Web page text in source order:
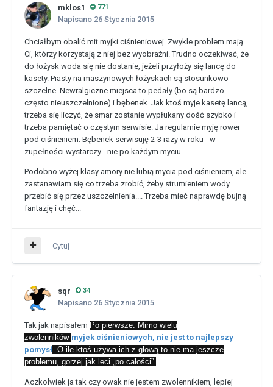
mklos1 771
Napisano 26 Stycznia 2015
Chciałbym obalić mit myjki ciśnieniowej. Zwykle problem mają
Ci, którzy korzystają z niej bez wyobraźni. Trudno oczekiwać, że
do łożysk woda się nie dostanie, jeżeli przyłoży się lancę do
kasety. Piasty na maszynowych łożyskach są stosunkowo
szczelne. Newralgiczne miejsca to pedały (bo są bardzo
często nieuszczelnione) i bębenek. Jak ktoś myje kasetę lancą,
trzeba się liczyć, że smar zostanie wypłukany dość szybko i
trzeba pamiętać o częstym serwisie. Ja regularnie myję rower
pod ciśnieniem. Bębenek serwisuję 2-3 razy w roku - w
zupełności wystarczy - nie po każdym myciu.
Podobno wyżej klasy amory nie lubią mycia pod ciśnieniem, ale
zastanawiam się co trzeba zrobić, żeby strumieniem wody
przebić się przez uszczelnienia.... Trzeba mieć naprawdę bujną
fantazję i chęć...
Cytuj
sqr 34
Napisano 26 Stycznia 2015
Tak jak napisałem Po pierwsze. Mimo wielu
zwolenników myjek ciśnieniowych, nie jest to najlepszy
pomysł . O ile ktoś używa ich z głową to nie ma jeszcze
problemu, gorzej jak leci „po całości”.
Aczkolwiek ja tak czy owak nie jestem zwolennikiem, lepiej